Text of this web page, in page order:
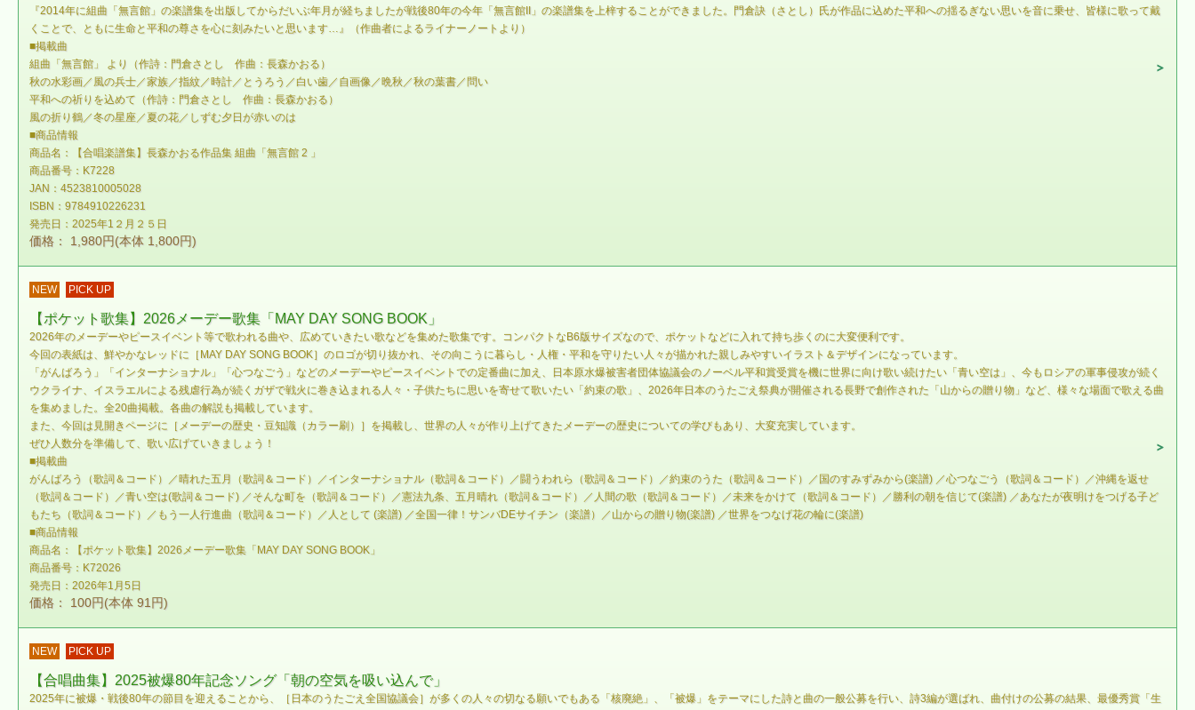
『2014年に組曲「無言館」の楽譜集を出版してからだいぶ年月が経ちましたが戦後80年の今年「無言館II」の楽譜集を上梓することができました。門倉訣（さとし）氏が作品に込めた平和への揺るぎない思いを音に乗せ、皆様に歌って戴
くことで、ともに生命と平和の尊さを心に刻みたいと思います…』（作曲者によるライナーノートより）
■掲載曲
組曲「無言館」 より（作詩：門倉さとし 作曲：長森かおる）
秋の水彩画／風の兵士／家族／指紋／時計／とうろう／白い歯／自画像／晩秋／秋の葉書／問い
平和への祈りを込めて（作詩：門倉さとし 作曲：長森かおる）
風の折り鶴／冬の星座／夏の花／しずむ夕日が赤いのは
■商品情報
商品名：【合唱楽譜集】長森かおる作品集 組曲「無言館 2 」
商品番号：K7228
JAN：4523810005028
ISBN：9784910226231
発売日：2025年1２月２５日
価格： 1,980円(本体 1,800円)
NEW PICK UP
【ポケット歌集】2026メーデー歌集「MAY DAY SONG BOOK」
2026年のメーデーやピースイベント等で歌われる曲や、広めていきたい歌などを集めた歌集です。コンパクトなB6版サイズなので、ポケットなどに入れて持ち歩くのに大変便利です。
今回の表紙は、鮮やかなレッドに［MAY DAY SONG BOOK］のロゴが切り抜かれ、その向こうに暮らし・人権・平和を守りたい人々が描かれた親しみやすいイラスト＆デザインになっています。
「がんばろう」「インターナショナル」「心つなごう」などのメーデーやピースイベントでの定番曲に加え、日本原水爆被害者団体協議会のノーベル平和賞受賞を機に世界に向け歌い続けたい「青い空は」、今もロシアの軍事侵攻が続く
ウクライナ、イスラエルによる残虐行為が続くガザで戦火に巻き込まれる人々・子供たちに思いを寄せて歌いたい「約束の歌」、2026年日本のうたごえ祭典が開催される長野で創作された「山からの贈り物」など、様々な場面で歌える曲
を集めました。全20曲掲載。各曲の解説も掲載しています。
また、今回は見開きページに［メーデーの歴史・豆知識（カラー刷）］を掲載し、世界の人々が作り上げてきたメーデーの歴史についての学びもあり、大変充実しています。
ぜひ人数分を準備して、歌い広げていきましょう！
■掲載曲
がんばろう（歌詞＆コード）／晴れた五月（歌詞＆コード）／インターナショナル（歌詞＆コード）／闘うわれら（歌詞＆コード）／約束のうた（歌詞＆コード）／国のすみずみから(楽譜) ／心つなごう（歌詞＆コード）／沖縄を返せ
（歌詞＆コード）／青い空は(歌詞＆コード) ／そんな町を（歌詞＆コード）／憲法九条、五月晴れ（歌詞＆コード）／人間の歌（歌詞＆コード）／未来をかけて（歌詞＆コード）／勝利の朝を信じて(楽譜) ／あなたが夜明けをつげる子ど
もたち（歌詞＆コード）／もう一人行進曲（歌詞＆コード）／人として (楽譜) ／全国一律！サンバDEサイチン（楽譜）／山からの贈り物(楽譜) ／世界をつなげ花の輪に(楽譜)
■商品情報
商品名：【ポケット歌集】2026メーデー歌集「MAY DAY SONG BOOK」
商品番号：K72026
発売日：2026年1月5日
価格： 100円(本体 91円)
NEW PICK UP
【合唱曲集】2025被爆80年記念ソング「朝の空気を吸い込んで」
2025年に被爆・戦後80年の節目を迎えることから、［日本のうたごえ全国協議会］が多くの人々の切なる願いでもある「核廃絶」、「被爆」をテーマにした詩と曲の一般公募を行い、詩3編が選ばれ、曲付けの公募の結果、最優秀賞「生